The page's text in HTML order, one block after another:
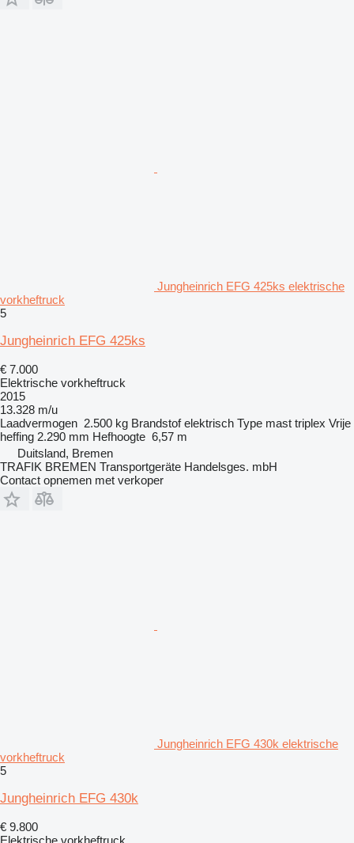
Jungheinrich EFG 425ks elektrische
vorkheftruck
5
Jungheinrich EFG 425ks
€ 7.000
Elektrische vorkheftruck
2015
13.328 m/u
Laadvermogen 2.500 kg Brandstof elektrisch Type mast triplex Vrije
heffing 2.290 mm Hefhoogte 6,57 m
Duitsland, Bremen
TRAFIK BREMEN Transportgeräte Handelsges. mbH
Contact opnemen met verkoper
Jungheinrich EFG 430k elektrische
vorkheftruck
5
Jungheinrich EFG 430k
€ 9.800
Elektrische vorkheftruck